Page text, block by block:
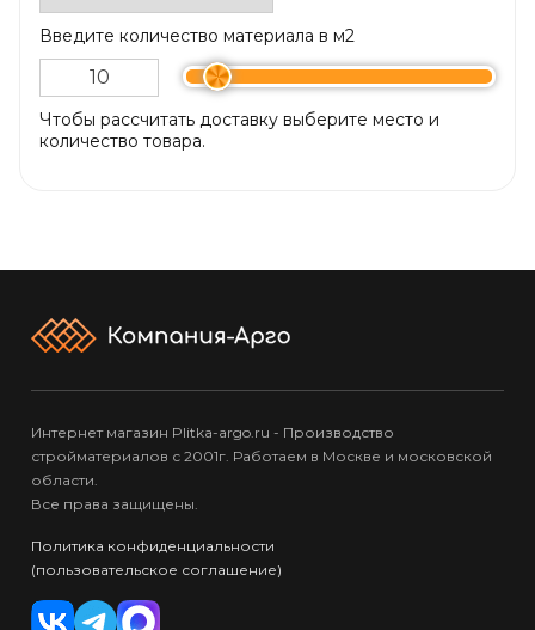
Введите количество материала в м2
Чтобы рассчитать доставку выберите место и
количество товара.
Интернет магазин Plitka-argo.ru - Производство
стройматериалов с 2001г. Работаем в Москве и московской
области.
Все права защищены.
Политика конфиденциальности
(пользовательское соглашение)